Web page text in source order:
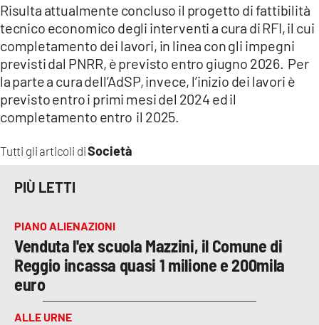
Tutti gli articoli diSocietà
Risulta attualmente concluso il progetto di fattibilità
tecnico economico degli interventi a cura di RFI, il cui
completamento dei lavori, in linea con gli impegni
previsti dal PNRR, è previsto entro giugno 2026. Per
la parte a cura dell’AdSP, invece, l’inizio dei lavori è
previsto entro i primi mesi del 2024 ed il
completamento entro il 2025.
PIÙ LETTI
PIANO ALIENAZIONI
Venduta l'ex scuola Mazzini, il Comune di
Reggio incassa quasi 1 milione e 200mila
euro
ALLE URNE